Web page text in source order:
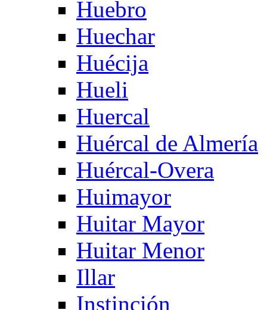
Huebro
Huechar
Huécija
Hueli
Huercal
Huércal de Almería
Huércal-Overa
Huimayor
Huitar Mayor
Huitar Menor
Illar
Instinción